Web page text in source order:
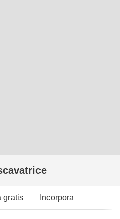
gratis Incorpora